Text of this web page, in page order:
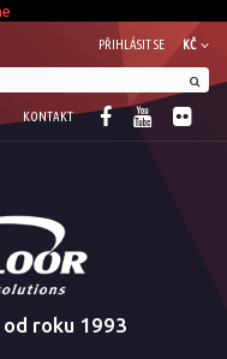
KČ
PŘIHLÁSIT SE
KONTAKT
od roku 1993